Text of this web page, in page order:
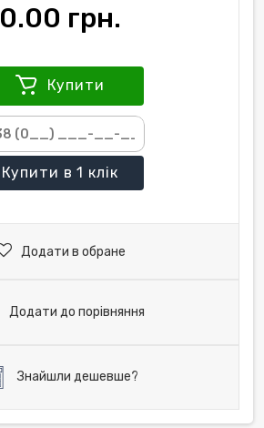
0.00 грн.
Купити
Купити в 1 клік
Додати в обране
Додати до порівняння
Знайшли дешевше?